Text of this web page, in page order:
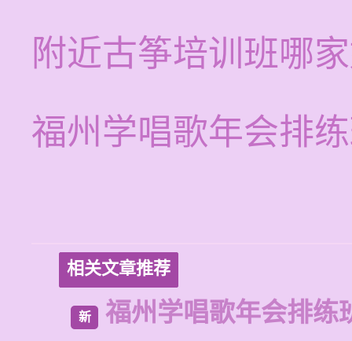
附近古筝培训班哪
福州学唱歌年会排
相关文章推荐
新 福州学唱歌年会排练